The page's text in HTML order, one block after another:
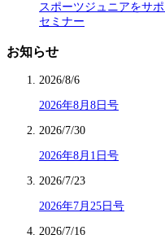
スポーツジュニアをサ
セミナー
お知らせ
2026/8/6
2026年8月8日号
2026/7/30
2026年8月1日号
2026/7/23
2026年7月25日号
2026/7/16